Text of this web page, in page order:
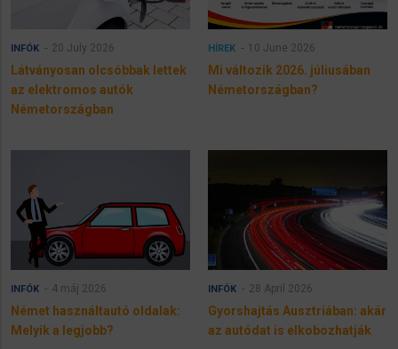
INFÓK 20 July 2026
Látványosan olcsóbbak lettek
az elektromos autók
Németországban
HÍREK 10 June 2026
Mi változik 2026. júliusában
Németországban?
INFÓK 4 máj 2026
Német használtautó oldalak:
Melyik a legjobb?
INFÓK 28 April 2026
Gyorshajtás Ausztriában: akár
az autódat is elkobozhatják